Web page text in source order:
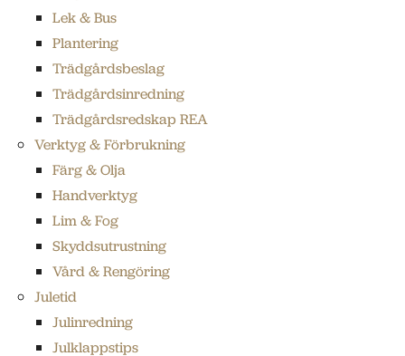
Lek & Bus
Plantering
Trädgårdsbeslag
Trädgårdsinredning
Trädgårdsredskap REA
Verktyg & Förbrukning
Färg & Olja
Handverktyg
Lim & Fog
Skyddsutrustning
Vård & Rengöring
Juletid
Julinredning
Julklappstips